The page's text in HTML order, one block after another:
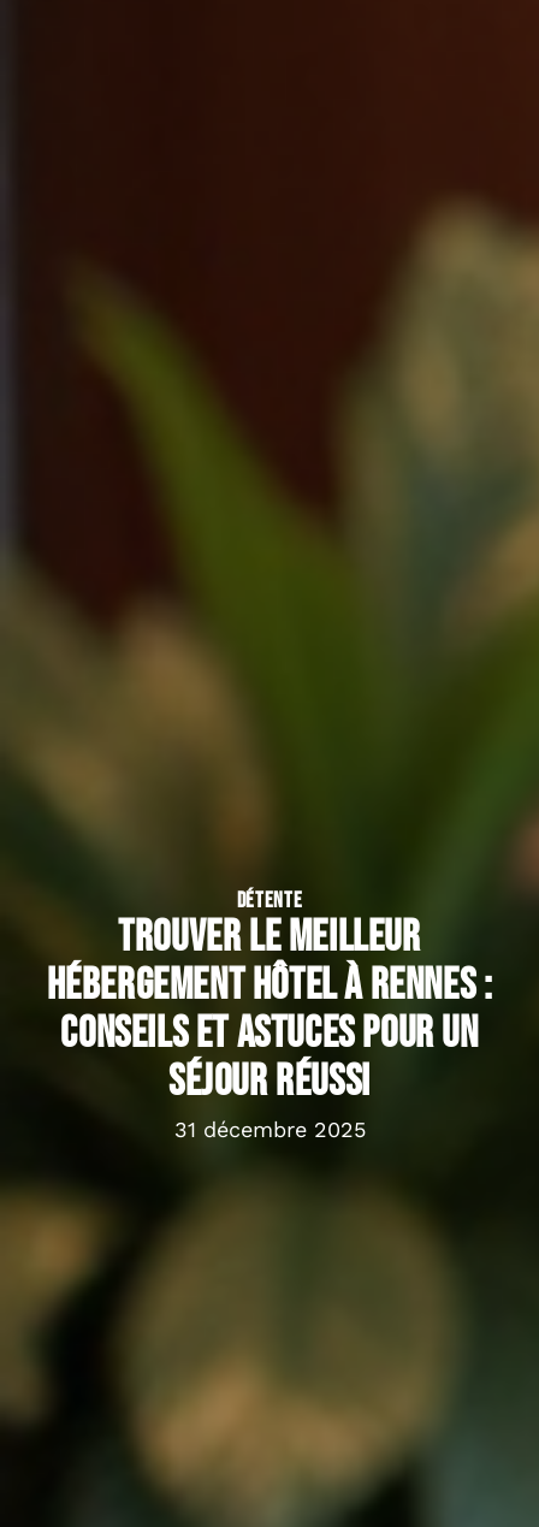
DÉTENTE
Trouver le meilleur
hébergement hôtel à Rennes :
conseils et astuces pour un
séjour réussi
31 décembre 2025